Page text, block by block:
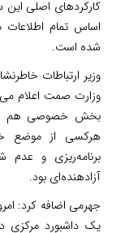
کارکردهای اصلی این
اساس تمام اطلاعات
شده است.
وزیر ارتباطات
وزارت صمت اعلام
بخش خصوصی هم
هرکسی از موضع
برنامه‌ریزی و عدم
آزادهنده‌ای بود.
جهرمی اضافه کرد:
یک داشبورد مرکزی